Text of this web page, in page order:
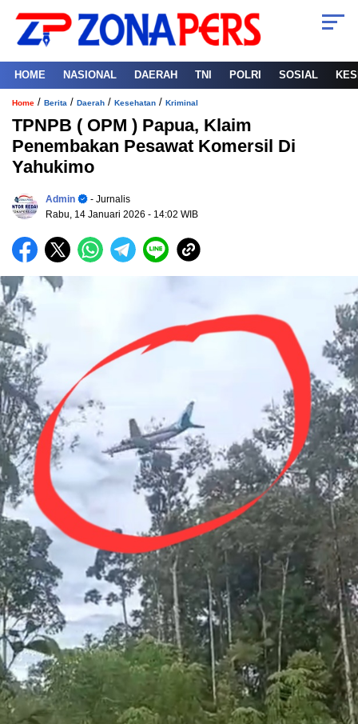
HOME NASIONAL DAERAH TNI POLRI SOSIAL
Home / Berita / Daerah / Kesehatan / Kriminal
TPNPB ( OPM ) Papua, Klaim
Penembakan Pesawat Komersil Di
Yahukimo
Admin
- Jurnalis
Rabu, 14 Januari 2026 - 14:02 WIB